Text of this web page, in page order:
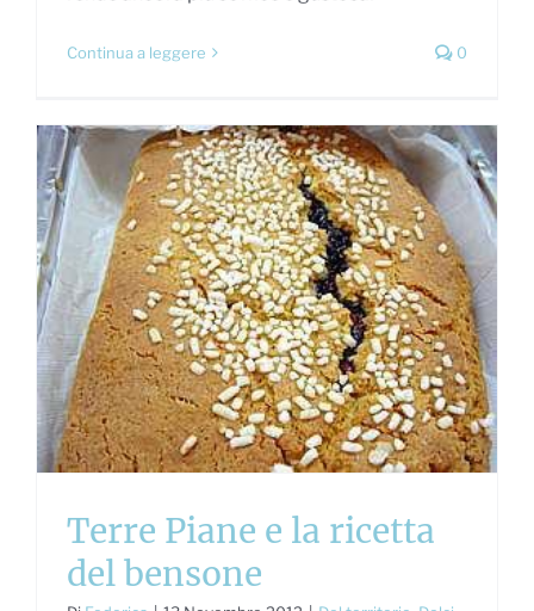
Continua a leggere 0
Terre Piane e la ricetta
del bensone